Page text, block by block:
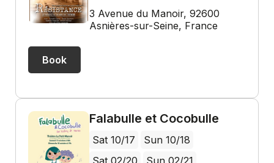
3 Avenue du Manoir, 92600
Asnières-sur-Seine, France
Book
Falabulle et Cocobulle
Sat 10/17
Sun 10/18
Sat 02/20
Sun 02/21